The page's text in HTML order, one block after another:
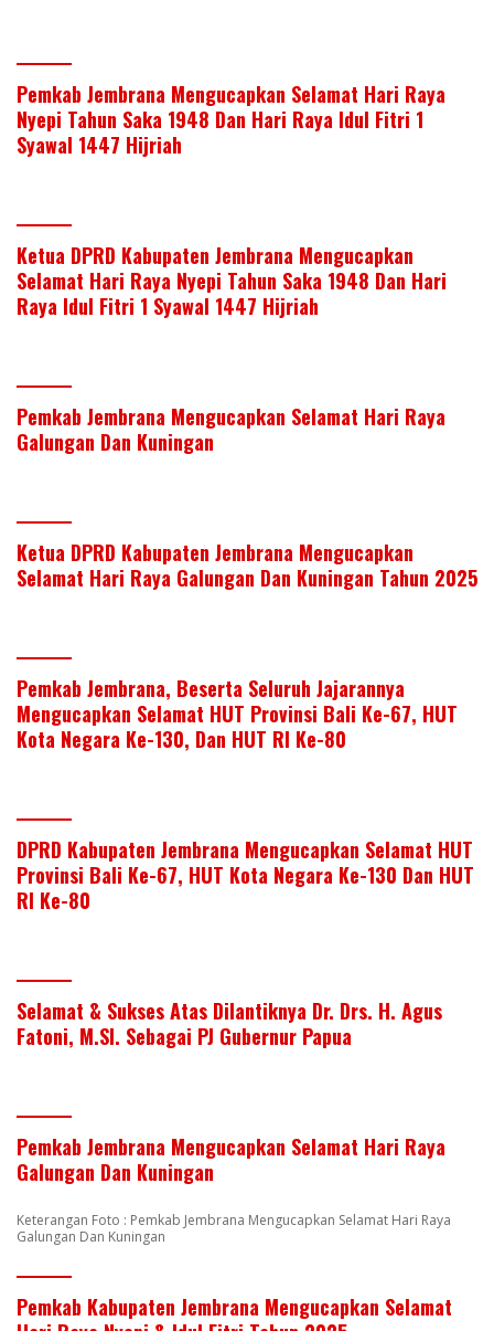
Pemkab Jembrana Mengucapkan Selamat Hari Raya
Nyepi Tahun Saka 1948 Dan Hari Raya Idul Fitri 1
Syawal 1447 Hijriah
Ketua DPRD Kabupaten Jembrana Mengucapkan
Selamat Hari Raya Nyepi Tahun Saka 1948 Dan Hari
Raya Idul Fitri 1 Syawal 1447 Hijriah
Pemkab Jembrana Mengucapkan Selamat Hari Raya
Galungan Dan Kuningan
Ketua DPRD Kabupaten Jembrana Mengucapkan
Selamat Hari Raya Galungan Dan Kuningan Tahun 2025
Pemkab Jembrana, Beserta Seluruh Jajarannya
Mengucapkan Selamat HUT Provinsi Bali Ke-67, HUT
Kota Negara Ke-130, Dan HUT RI Ke-80
DPRD Kabupaten Jembrana Mengucapkan Selamat HUT
Provinsi Bali Ke-67, HUT Kota Negara Ke-130 Dan HUT
RI Ke-80
Selamat & Sukses Atas Dilantiknya Dr. Drs. H. Agus
Fatoni, M.SI. Sebagai PJ Gubernur Papua
Pemkab Jembrana Mengucapkan Selamat Hari Raya
Galungan Dan Kuningan
Keterangan Foto : Pemkab Jembrana Mengucapkan Selamat Hari Raya
Galungan Dan Kuningan
Pemkab Kabupaten Jembrana Mengucapkan Selamat